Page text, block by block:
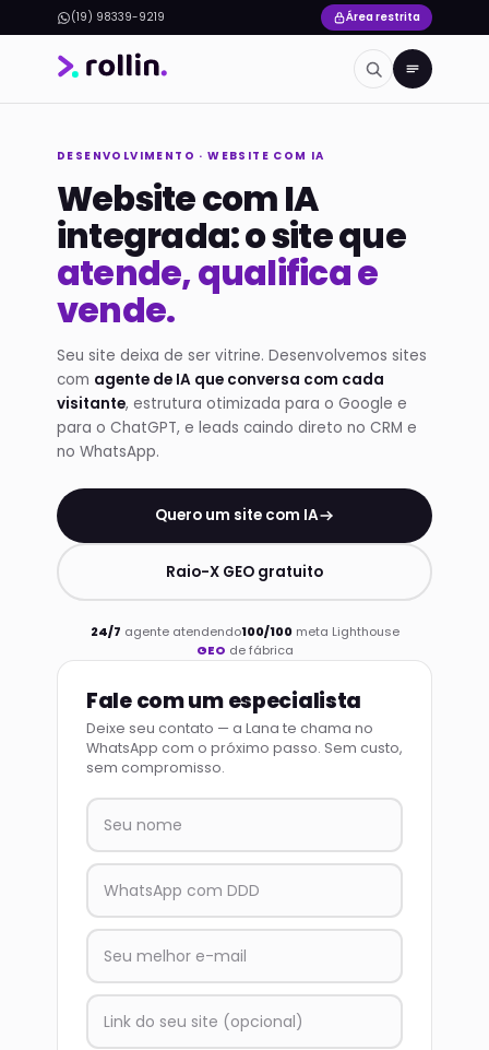
(19) 98339-9219 Área restrita
DESENVOLVIMENTO · WEBSITE COM IA
Website com IA
integrada: o site que
atende, qualifica e
vende.
Seu site deixa de ser vitrine. Desenvolvemos sites
com agente de IA que conversa com cada
visitante, estrutura otimizada para o Google e
para o ChatGPT, e leads caindo direto no CRM e
no WhatsApp.
Quero um site com IA
Raio-X GEO gratuito
24/7 agente atendendo100/100meta Lighthouse
GEO de fábrica
Fale com um especialista
Deixe seu contato — a Lana te chama no
WhatsApp com o próximo passo. Sem custo,
sem compromisso.